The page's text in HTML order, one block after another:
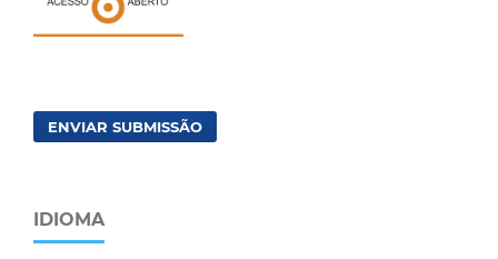
ENVIAR SUBMISSÃO
IDIOMA